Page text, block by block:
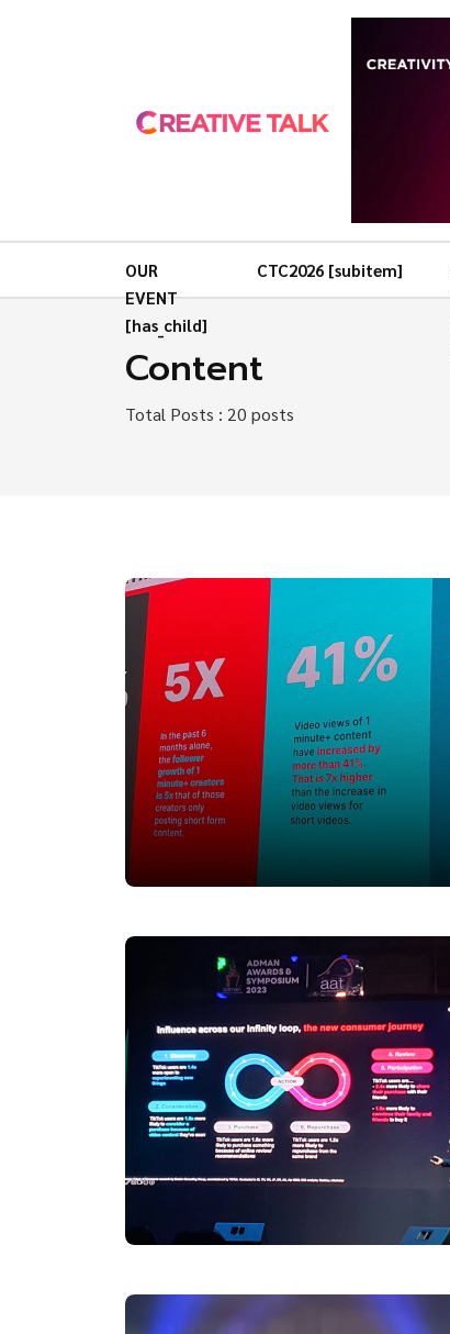
OUR
EVENT
[has_child]
CTC2026 [subitem]
Content
Total Posts : 20 posts